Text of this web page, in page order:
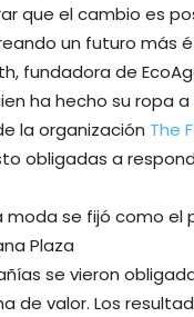
que el cambio es
un futuro más
fundadora de
ha hecho su ropa
la organización The
obligadas a
moda se fijó como
Plaza
se vieron
de valor. Los